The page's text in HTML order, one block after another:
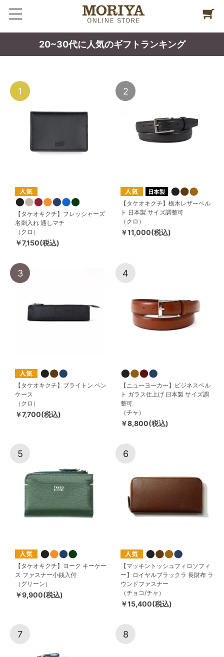
20~30代に人気のギフトランキング
1
【タケオキクチ】フレッシャーズ
名刺入れ 通しマチ
（クロ）
￥7,150(税込)
2
【タケオキクチ】栃木レザーベル
ト 日本製 サイズ調整可
（クロ）
￥11,000(税込)
3
【タケオキクチ】ブライトン ペン
ケース
（クロ）
￥7,700(税込)
4
【ニューヨーカー】ビジネスベル
ト ガラス仕上げ 日本製 サイズ調
整可
（チャ）
￥8,800(税込)
5
【タケオキクチ】ヨーク キーケー
ス ファスナー小銭入付
（グリーン）
￥9,900(税込)
6
【マッキントッシュフィロソフィ
ー】ロイヤルブラックラ 長財布 ラ
ウンドファスナー
（チョコ/チャ）
￥15,400(税込)
7 8